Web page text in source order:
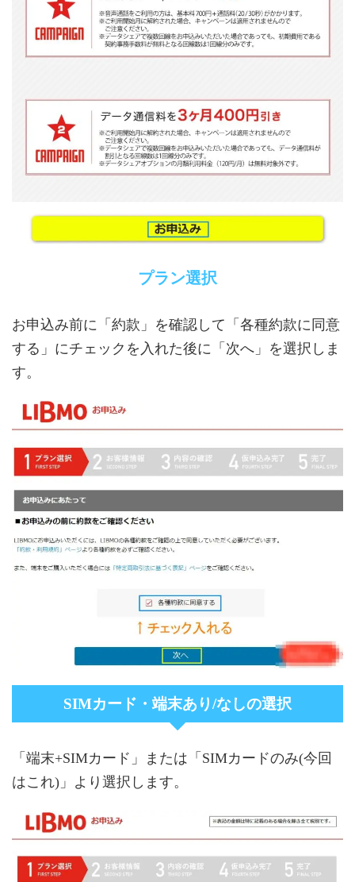
プラン選択
お申込み前に「約款」を確認して「各種約款に同意
する」にチェックを入れた後に「次へ」を選択しま
す。
SIMカード・端末あり/なしの選択
「端末+SIMカード」または「SIMカードのみ(今回
はこれ)」より選択します。